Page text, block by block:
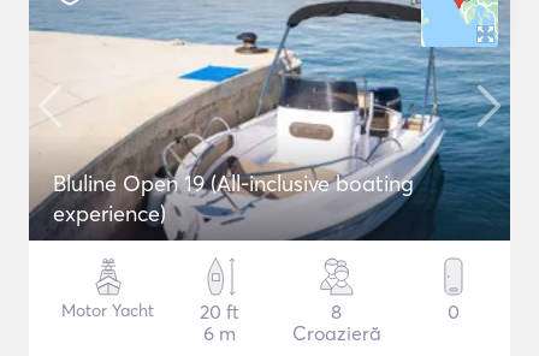
Bluline Open 19 (All-inclusive boating
experience)
Motor Yacht
20 ft
6 m
8
Croazieră
0